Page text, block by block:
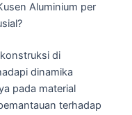
Aluminium per
di
dinamika
pada material
terhadap